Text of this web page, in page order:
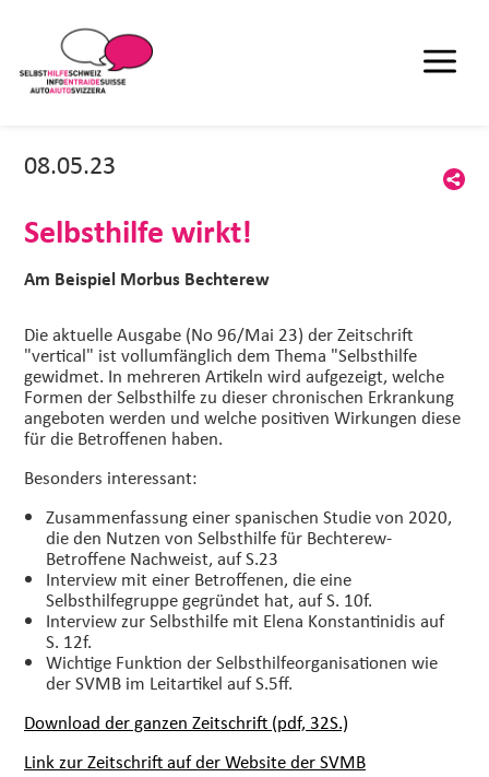
08.05.23
Selbsthilfe wirkt!
Am Beispiel Morbus Bechterew
Die aktuelle Ausgabe (No 96/Mai 23) der Zeitschrift
"vertical" ist vollumfänglich dem Thema "Selbsthilfe
gewidmet. In mehreren Artikeln wird aufgezeigt, welche
Formen der Selbsthilfe zu dieser chronischen Erkrankung
angeboten werden und welche positiven Wirkungen diese
für die Betroffenen haben.
Besonders interessant:
Zusammenfassung einer spanischen Studie von 2020,
die den Nutzen von Selbsthilfe für Bechterew-
Betroffene Nachweist, auf S.23
Interview mit einer Betroffenen, die eine
Selbsthilfegruppe gegründet hat, auf S. 10f.
Interview zur Selbsthilfe mit Elena Konstantinidis auf
S. 12f.
Wichtige Funktion der Selbsthilfeorganisationen wie
der SVMB im Leitartikel auf S.5ff.
Download der ganzen Zeitschrift (pdf, 32S.)
Link zur Zeitschrift auf der Website der SVMB